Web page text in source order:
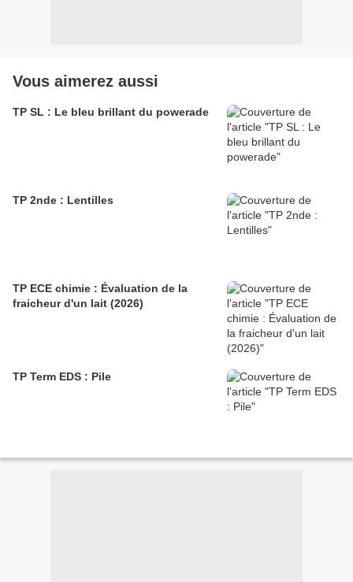
Vous aimerez aussi
TP SL : Le bleu brillant du powerade
TP 2nde : Lentilles
TP ECE chimie : Évaluation de la
fraicheur d'un lait (2026)
TP Term EDS : Pile